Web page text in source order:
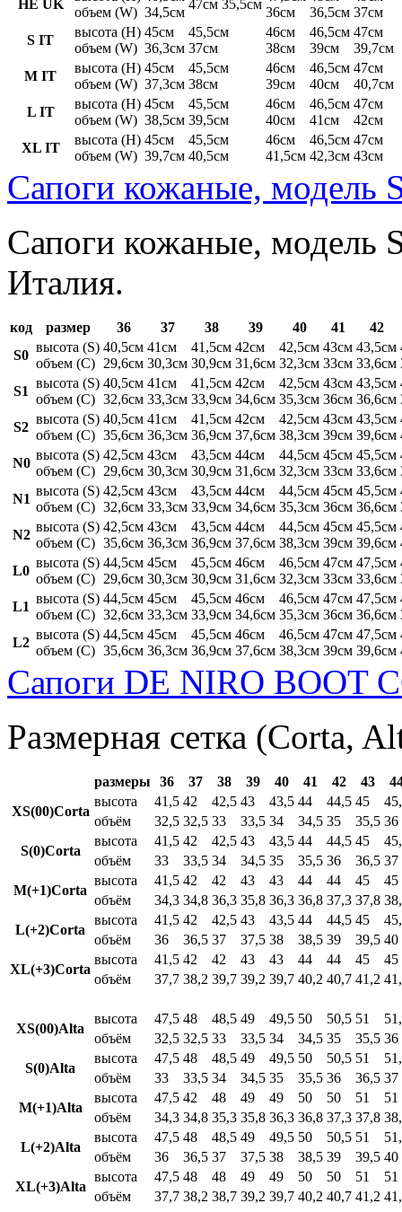
HE UK
объем (W) 34,5см
47см 35,5см
36см
36,5см 37см
S IT
высота (H)
объем (W)
45см
36,3см
45,5см
37см
46см
38см
46,5см
39см
47см
39,7см
M IT
высота (H)
объем (W)
45см
37,3см
45,5см
38см
46см
39см
46,5см
40см
47см
40,7см
L IT
высота (H)
объем (W)
45см
38,5см
45,5см
39,5см
46см
40см
46,5см
41см
47см
42см
XL IT
высота (H)
объем (W)
45см
39,7см
45,5см
40,5см
46см
41,5см
46,5см
42,3см
47см
43см
Сапоги кожаные, модель
Сапоги кожаные, модель
Италия.
код размер 36 37 38 39 40 41
42
S0
высота (S)
объем (C)
40,5см
29,6см
41см
30,3см
41,5см
30,9см
42см
31,6см
42,5см
32,3см
43см
33см
43,5см
33,6см
S1
высота (S)
объем (C)
40,5см
32,6см
41см
33,3см
41,5см
33,9см
42см
34,6см
42,5см
35,3см
43см
36см
43,5см
36,6см
S2
высота (S)
объем (C)
40,5см
35,6см
41см
36,3см
41,5см
36,9см
42см
37,6см
42,5см
38,3см
43см
39см
43,5см
39,6см
N0
высота (S)
объем (C)
42,5см
29,6см
43см
30,3см
43,5см
30,9см
44см
31,6см
44,5см
32,3см
45см
33см
45,5см
33,6см
N1
высота (S)
объем (C)
42,5см
32,6см
43см
33,3см
43,5см
33,9см
44см
34,6см
44,5см
35,3см
45см
36см
45,5см
36,6см
N2
высота (S)
объем (C)
42,5см
35,6см
43см
36,3см
43,5см
36,9см
44см
37,6см
44,5см
38,3см
45см
39см
45,5см
39,6см
L0
высота (S)
объем (C)
44,5см
29,6см
45см
30,3см
45,5см
30,9см
46см
31,6см
46,5см
32,3см
47см
33см
47,5см
33,6см
L1
высота (S)
объем (C)
44,5см
32,6см
45см
33,3см
45,5см
33,9см
46см
34,6см
46,5см
35,3см
47см
36см
47,5см
36,6см
L2
высота (S)
объем (C)
44,5см
35,6см
45см
36,3см
45,5см
36,9см
46см
37,6см
46,5см
38,3см
47см
39см
47,5см
39,6см
Сапоги DE NIRO BOOT
Размерная сетка (Corta,
размеры 36 37 38 39 40 41 42 43
XS(00)Corta
высота 41,5 42 42,5 43 43,5 44 44,5 45
объём
32,5 32,5 33 33,5 34 34,5 35 35,5 36
S(0)Corta
высота 41,5 42 42,5 43 43,5 44 44,5 45
объём
33 33,5 34 34,5 35 35,5 36 36,5 37
M(+1)Corta
высота 41,5 42 42 43 43 44 44 45
45
объём
34,3 34,8 36,3 35,8 36,3 36,8 37,3 37,8
L(+2)Corta
высота 41,5 42 42,5 43 43,5 44 44,5 45
объём
36 36,5 37 37,5 38 38,5 39 39,5 40
XL(+3)Corta
высота 41,5 42 42 43 43 44 44 45
45
объём
37,7 38,2 39,7 39,2 39,7 40,2 40,7 41,2
XS(00)Alta
высота 47,5 48 48,5 49 49,5 50 50,5 51
объём
32,5 32,5 33 33,5 34 34,5 35 35,5 36
S(0)Alta
высота 47,5 48 48,5 49 49,5 50 50,5 51
объём
33 33,5 34 34,5 35 35,5 36 36,5 37
M(+1)Alta
высота 47,5 42 48 49 49 50 50 51
51
объём
34,3 34,8 35,3 35,8 36,3 36,8 37,3 37,8
L(+2)Alta
высота 47,5 48 48,5 49 49,5 50 50,5 51
объём
36 36,5 37 37,5 38 38,5 39 39,5 40
XL(+3)Alta
высота 47,5 48 48 49 49 50 50 51
51
объём
37,7 38,2 38,7 39,2 39,7 40,2 40,7 41,2